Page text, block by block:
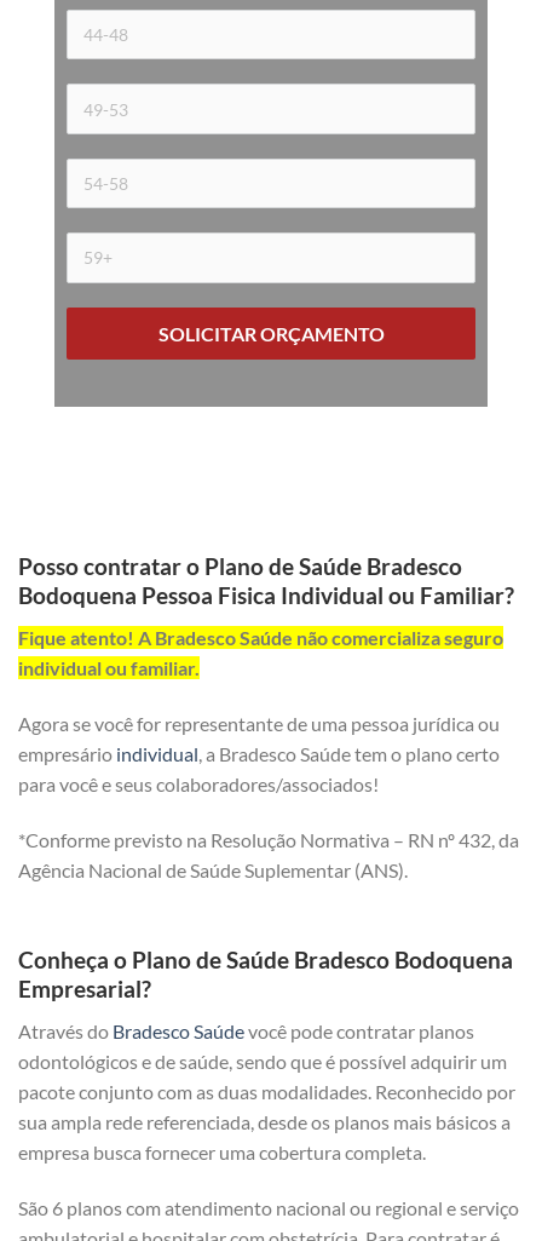
SOLICITAR ORÇAMENTO
Posso contratar o Plano de Saúde Bradesco
Bodoquena Pessoa Fisica Individual ou Familiar?
Fique atento! A Bradesco Saúde não comercializa seguro
individual ou familiar.
Agora se você for representante de uma pessoa jurídica ou
empresário individual , a Bradesco Saúde tem o plano certo
para você e seus colaboradores/associados!
*Conforme previsto na Resolução Normativa – RN nº 432, da
Agência Nacional de Saúde Suplementar (ANS).
Conheça o Plano de Saúde Bradesco Bodoquena
Empresarial?
Através do Bradesco Saúdevocê pode contratar planos
odontológicos e de saúde, sendo que é possível adquirir um
pacote conjunto com as duas modalidades. Reconhecido por
sua ampla rede referenciada, desde os planos mais básicos a
empresa busca fornecer uma cobertura completa.
São 6 planos com atendimento nacional ou regional e serviço